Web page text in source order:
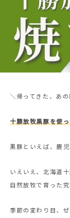
＼帰ってきた、あ
十勝放牧黒豚を使
黒豚といえば、鹿
いえいえ、北海道
自然放牧で育った
季節の変わり目、